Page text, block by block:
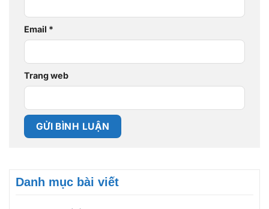
Email *
Trang web
Danh mục bài viết